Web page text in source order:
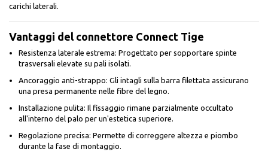
carichi laterali.
Vantaggi del connettore Connect Tige
Resistenza laterale estrema: Progettato per sopportare spinte
trasversali elevate su pali isolati.
Ancoraggio anti-strappo: Gli intagli sulla barra filettata assicurano
una presa permanente nelle fibre del legno.
Installazione pulita: Il fissaggio rimane parzialmente occultato
all'interno del palo per un'estetica superiore.
Regolazione precisa: Permette di correggere altezza e piombo
durante la fase di montaggio.